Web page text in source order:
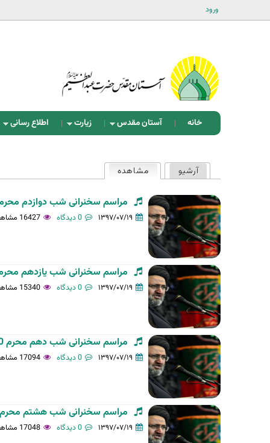
ورود
خانه آستان مقدس زیارت اطلاع رسانی
ه
ا
ی
ا
و
ل
ی
ه
آرشیو مشاهده(لبه فعال)
مراسم سخنرانی شب دوازدم محرم 1440 در آستان مقدّس-97/06/31 - حجت الاسلام
۱۳۹۷/۰۷/۱۹ 0 دیدگاه 16427 مشاهده
مراسم سخنرانی شب یازدهم محرم 1440 در آستان مقدّس-97/06/30 - حجت الاسلام
۱۳۹۷/۰۷/۱۹ 0 دیدگاه 15340 مشاهده
مراسم سخنرانی شب دهم محرم 1440 در آستان مقدّس-97/06/29 - حجت الاسلام سیّد...
۱۳۹۷/۰۷/۱۹ 0 دیدگاه 17094 مشاهده
مراسم سخنرانی شب هشتم محرم 1440 در آستان مقدّس-97/06/27 - حجت الاسلام
۱۳۹۷/۰۷/۱۹ 0 دیدگاه 17048 مشاهده